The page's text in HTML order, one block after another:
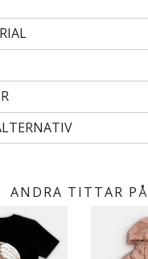
ANDRA TITTAR PÅ